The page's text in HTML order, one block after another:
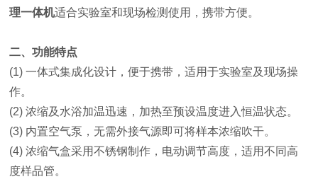
理一体机适合实验室和现场检测使用，携带方便。
二、功能特点
(1) 一体式集成化设计，便于携带，适用于实验室及现场操
作。
(2) 浓缩及水浴加温迅速，加热至预设温度进入恒温状态。
(3) 内置空气泵，无需外接气源即可将样本浓缩吹干。
(4) 浓缩气盒采用不锈钢制作，电动调节高度，适用不同高
度样品管。